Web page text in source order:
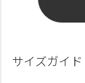
サイズガイド